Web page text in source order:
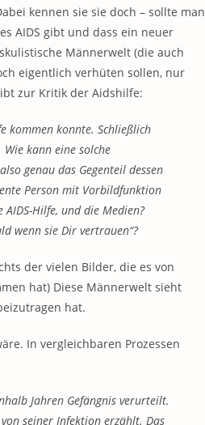
kennen sie sie doch – sollte man
AIDS gibt und dass ein neuer
Männerwelt (die auch
eigentlich verhüten sollen, nur
zur Kritik der Aidshilfe:
kommen konnte. Schließlich
kann eine solche
genau das Gegenteil dessen
Person mit Vorbildfunktion
Hilfe, und die Medien?
wenn sie Dir vertrauen“?
der vielen Bilder, die es von
hat) Diese Männerwelt sieht
hat.
In vergleichbaren Prozessen
Jahren Gefängnis verurteilt.
seiner Infektion erzählt. Das